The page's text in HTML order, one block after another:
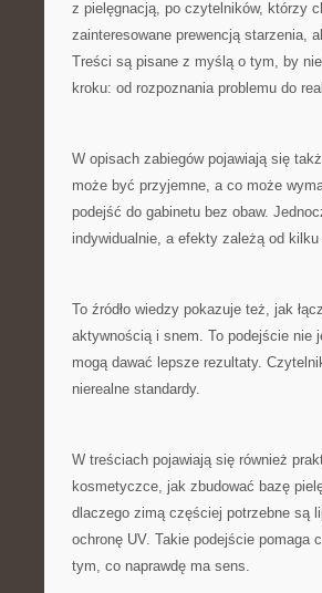
z pielęgnacją, po czytelników, którzy
zainteresowane prewencją starzenia,
Treści są pisane z myślą o tym, by
kroku: od rozpoznania problemu do
W opisach zabiegów pojawiają się
może być przyjemne, a co może
podejść do gabinetu bez obaw.
indywidualnie, a efekty zależą od kilku
To źródło wiedzy pokazuje też, jak
aktywnością i snem. To podejście nie
mogą dawać lepsze rezultaty.
nierealne standardy.
W treściach pojawiają się również
kosmetyczce, jak zbudować bazę
dlaczego zimą częściej potrzebne są
ochronę UV. Takie podejście
tym, co naprawdę ma sens.